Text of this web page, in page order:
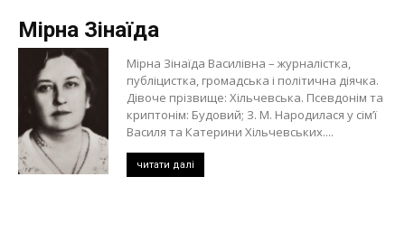
Мірна Зінаїда
Мірна Зінаїда Василівна – журналістка,
публіцистка, громадська і політична діячка.
Дівоче прізвище: Хільчевська. Псевдонім та
криптонім: Будовий; З. М. Народилася у сім’ї
Василя та Катерини Хільчевських....
читати далі